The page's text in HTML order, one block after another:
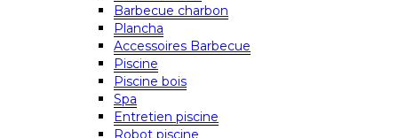
Barbecue charbon
Plancha
Accessoires Barbecue
Piscine
Piscine bois
Spa
Entretien piscine
Robot piscine